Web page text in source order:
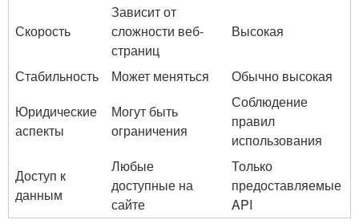
Скорость
Зависит от
сложности ‍веб-
страниц
Высокая
Стабильность Может меняться
Обычно высокая
Юридические
‌аспекты
Могут быть⁤
ограничения
Соблюдение
⁢правил
использования
Доступ к
⁣данным
Любые​
доступные на
сайте
Только
предоставляемые
API